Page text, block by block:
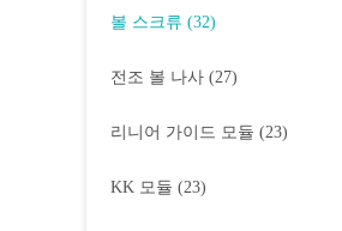
볼 스크류 (32)
전조 볼 나사 (27)
리니어 가이드 모듈 (23)
KK 모듈 (23)